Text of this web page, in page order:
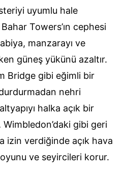
uyumlu hale
Towers’ın cephesi
manzarayı ve
güneş yükünü azaltır.
Bridge gibi eğimli bir
durdurmadan nehri
halka açık bir
gibi geri
izin verdiğinde açık hava
ve seyircileri korur.